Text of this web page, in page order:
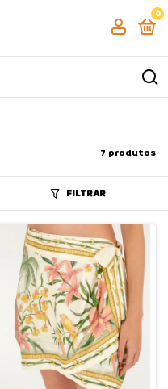
0
7 produtos
FILTRAR